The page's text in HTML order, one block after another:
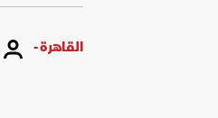
القاهرة -